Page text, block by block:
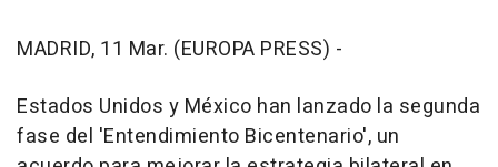
MADRID, 11 Mar. (EUROPA PRESS) -
Estados Unidos y México han lanzado la segunda
fase del 'Entendimiento Bicentenario', un